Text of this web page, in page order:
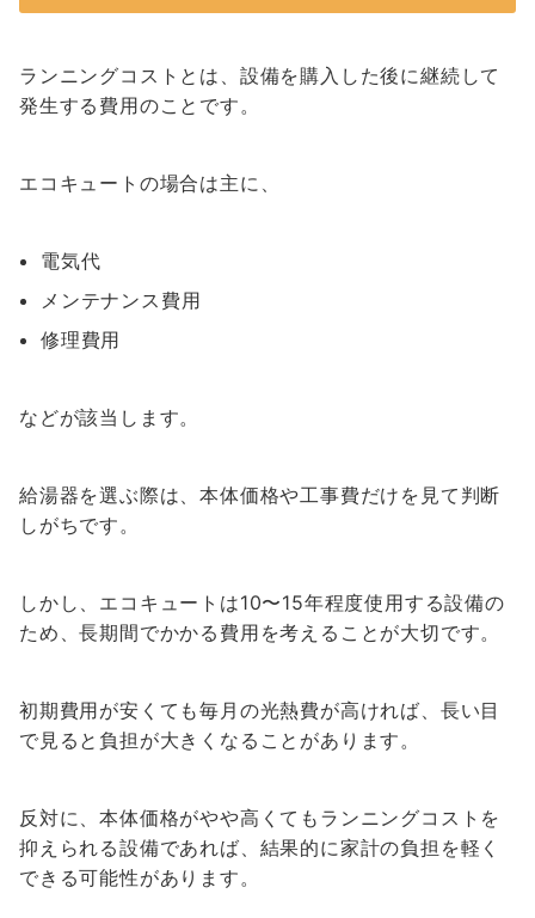
ランニングコストとは、設備を購入した後に継続して
発生する費用のことです。
エコキュートの場合は主に、
電気代
メンテナンス費用
修理費用
などが該当します。
給湯器を選ぶ際は、本体価格や工事費だけを見て判断
しがちです。
しかし、エコキュートは10〜15年程度使用する設備の
ため、長期間でかかる費用を考えることが大切です。
初期費用が安くても毎月の光熱費が高ければ、長い目
で見ると負担が大きくなることがあります。
反対に、本体価格がやや高くてもランニングコストを
抑えられる設備であれば、結果的に家計の負担を軽く
できる可能性があります。